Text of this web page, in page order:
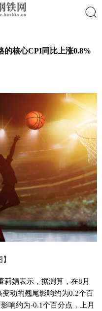
的核心CPI同比上涨0.8%
莉娟表示，据测算，在8月
动的翘尾影响约为0.2个百
响约为-0.1个百分点，上月